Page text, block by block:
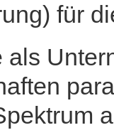
für
als